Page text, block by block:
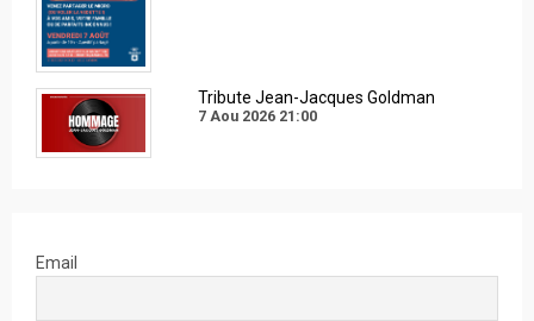
Tribute Jean-Jacques Goldman
7 Aou 2026 21:00
Email